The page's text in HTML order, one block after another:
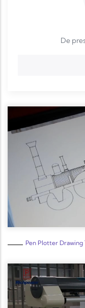
De
Pen Plotter